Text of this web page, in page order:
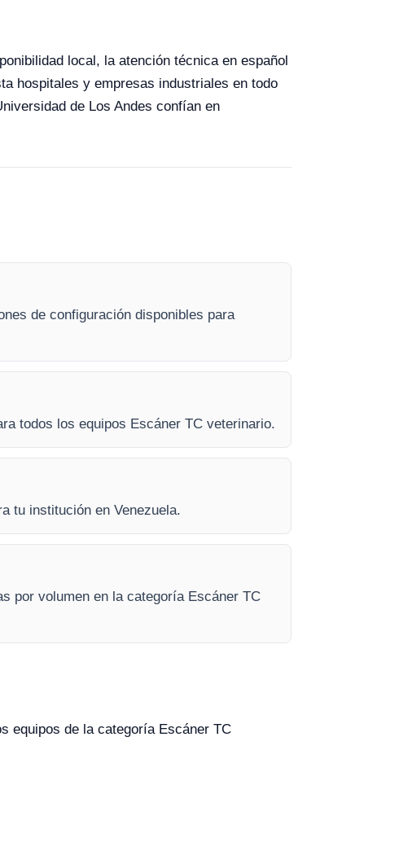
local, la atención técnica en español
hospitales y empresas industriales en todo
de Los Andes confían en
de configuración disponibles para
todos los equipos Escáner TC veterinario.
tu institución en Venezuela.
por volumen en la categoría Escáner TC
equipos de la categoría Escáner TC